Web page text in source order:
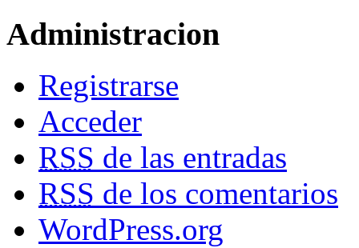
Administracion
Registrarse
Acceder
RSS de las entradas
RSS de los comentarios
WordPress.org